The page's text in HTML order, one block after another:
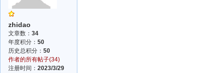
zhidao
文章数： 34
年度积分： 50
历史总积分： 50
作者的所有帖子(34)
注册时间： 2023/3/29